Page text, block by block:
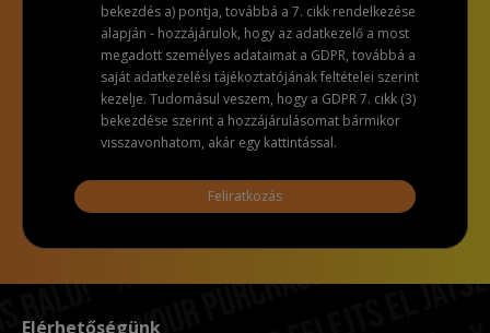
bekezdés a) pontja, továbbá a 7. cikk rendelkezése
alapján - hozzájárulok, hogy az adatkezelő a most
megadott személyes adataimat a GDPR, továbbá a
saját adatkezelési tájékoztatójának feltételei szerint
kezelje. Tudomásul veszem, hogy a GDPR 7. cikk (3)
bekezdése szerint a hozzájárulásomat bármikor
visszavonhatom, akár egy kattintással.
Feliratkozás
Elérhetőségünk